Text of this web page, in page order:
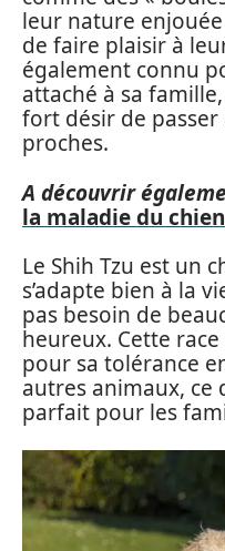
leur nature
de faire plaisir à
également connu
attaché à sa
fort désir de passer
proches.
A découvrir
la maladie du chien
Le Shih Tzu est un
s’adapte bien à la
pas besoin de
heureux. Cette
pour sa tolérance
autres animaux, ce
parfait pour les